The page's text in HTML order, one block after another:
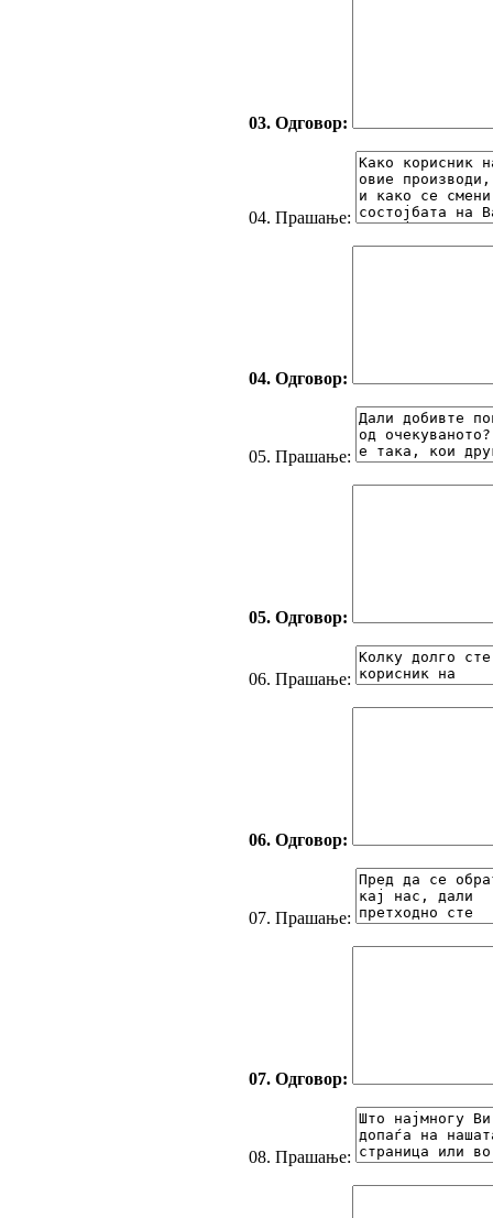
03. Одговор:
04. Прашање:
04. Одговор:
05. Прашање:
05. Одговор:
06. Прашање:
06. Одговор:
07. Прашање:
07. Одговор:
08. Прашање: